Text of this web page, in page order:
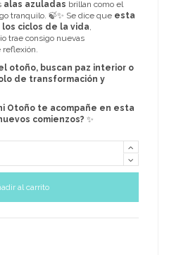
alas azuladas brillan como el
tranquilo. 🍃✨ Se dice que esta
ciclos de la vida,
trae consigo nuevas
reflexión.
otoño, buscan paz interior o
de transformación y
Otoño te acompañe en esta
comienzos? ✨
al carrito